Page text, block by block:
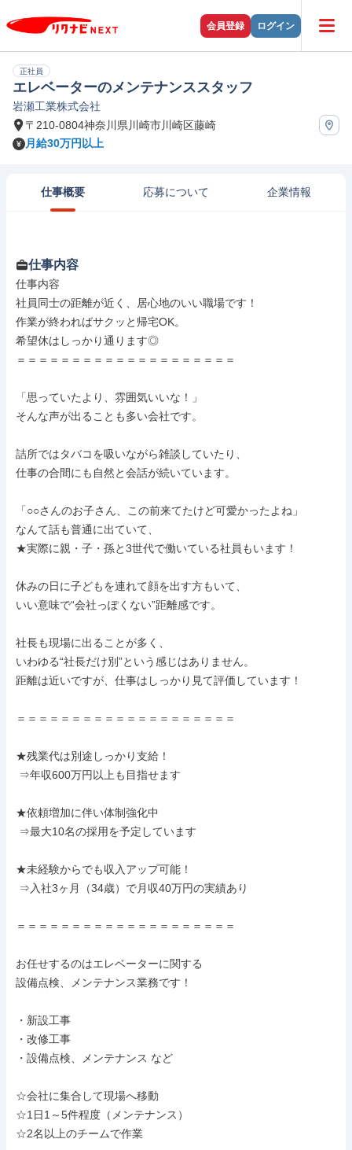
会員登録 ログイン
正社員
エレベーターのメンテナンススタッフ
岩瀬工業株式会社
〒210-0804神奈川県川崎市川崎区藤崎
月給30万円以上
仕事概要 応募について 企業情報
仕事内容
仕事内容
社員同士の距離が近く、居心地のいい職場です！
作業が終わればサクッと帰宅OK。
希望休はしっかり通ります◎
＝＝＝＝＝＝＝＝＝＝＝＝＝＝＝＝＝＝＝＝
「思っていたより、雰囲気いいな！」
そんな声が出ることも多い会社です。
詰所ではタバコを吸いながら雑談していたり、
仕事の合間にも自然と会話が続いています。
「○○さんのお子さん、この前来てたけど可愛かったよね」
なんて話も普通に出ていて、
★実際に親・子・孫と3世代で働いている社員もいます！
休みの日に子どもを連れて顔を出す方もいて、
いい意味で“会社っぽくない”距離感です。
社長も現場に出ることが多く、
いわゆる“社長だけ別”という感じはありません。
距離は近いですが、仕事はしっかり見て評価しています！
＝＝＝＝＝＝＝＝＝＝＝＝＝＝＝＝＝＝＝＝
★残業代は別途しっかり支給！
★依頼増加に伴い体制強化中
★未経験からでも収入アップ可能！
＝＝＝＝＝＝＝＝＝＝＝＝＝＝＝＝＝＝＝＝
お任せするのはエレベーターに関する
設備点検、メンテナンス業務です！
・新設工事
・改修工事
・設備点検、メンテナンス など
☆会社に集合して現場へ移動
☆1日1～5件程度（メンテナンス）
☆2名以上のチームで作業